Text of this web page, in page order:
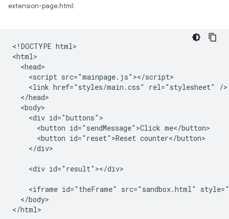
extension-page.html:
<!DOCTYPE html>
<html>
  <head>
    <script src="mainpage.js"></script>
    <link href="styles/main.css" rel="stylesheet" />
  </head>
  <body>
    <div id="buttons">
      <button id="sendMessage">Click me</button>
      <button id="reset">Reset counter</button>
    </div>
    <div id="result"></div>
<iframe id="theFrame" src="sandbox.html"
  </body>